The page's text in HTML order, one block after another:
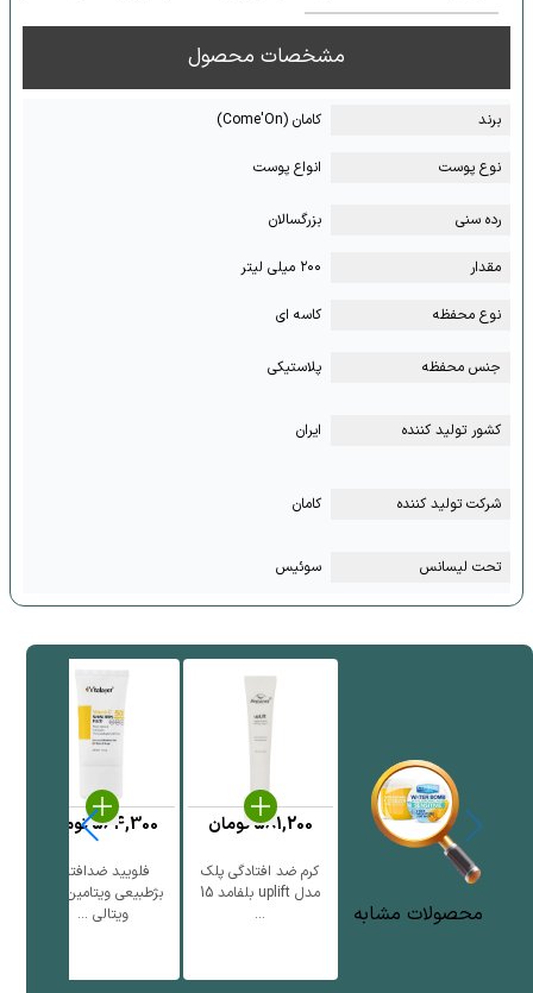
مشخصات محصول
برند کامان (Come'On)
نوع پوست انواع پوست
رده سنی بزرگسالان
مقدار ۲۰۰ میلی لیتر
نوع محفظه کاسه ای
جنس محفظه پلاستیکی
کشور تولید کننده ایران
شرکت تولید کننده کامان
تحت لیسانس سوئیس
محصولات مشابه
کرم ضد افتادگی پلک
مدل uplift بلفامد 15
...
581,200تومان
فلویید ضدافتاب
بژطبیعی ویتامین سی
ویتالی ...
564,300تومان